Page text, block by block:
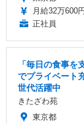
月給32万600
正社員
「毎日の食事
でプライベート
世代活躍中
きたざわ苑
東京都